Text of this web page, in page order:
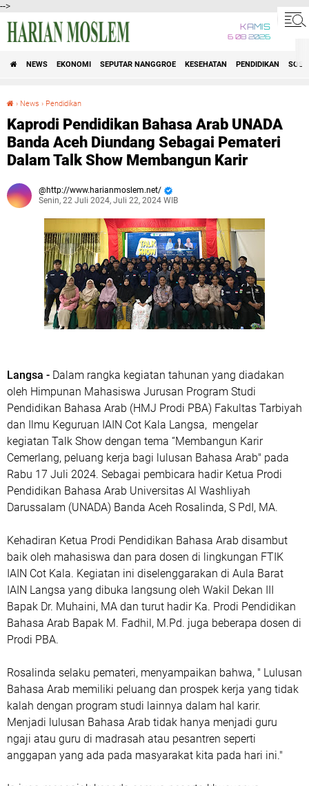
-->
KAMIS
6 08 2026
NEWS EKONOMI SEPUTAR NANGGROE KESEHATAN PENDIDIKAN
› News › Pendidikan
Kaprodi Pendidikan Bahasa Arab UNADA
Banda Aceh Diundang Sebagai Pemateri
Dalam Talk Show Membangun Karir
http://www.harianmoslem.net/
Senin, 22 Juli 2024, Juli 22, 2024 WIB
Langsa - Dalam rangka kegiatan tahunan yang diadakan
oleh Himpunan Mahasiswa Jurusan Program Studi
Pendidikan Bahasa Arab (HMJ Prodi PBA) Fakultas Tarbiyah
dan Ilmu Keguruan IAIN Cot Kala Langsa, mengelar
kegiatan Talk Show dengan tema “Membangun Karir
Cemerlang, peluang kerja bagi lulusan Bahasa Arab" pada
Rabu 17 Juli 2024. Sebagai pembicara hadir Ketua Prodi
Pendidikan Bahasa Arab Universitas Al Washliyah
Darussalam (UNADA) Banda Aceh Rosalinda, S PdI, MA.
Kehadiran Ketua Prodi Pendidikan Bahasa Arab disambut
baik oleh mahasiswa dan para dosen di lingkungan FTIK
IAIN Cot Kala. Kegiatan ini diselenggarakan di Aula Barat
IAIN Langsa yang dibuka langsung oleh Wakil Dekan III
Bapak Dr. Muhaini, MA dan turut hadir Ka. Prodi Pendidikan
Bahasa Arab Bapak M. Fadhil, M.Pd. juga beberapa dosen di
Prodi PBA.
Rosalinda selaku pemateri, menyampaikan bahwa, " Lulusan
Bahasa Arab memiliki peluang dan prospek kerja yang tidak
kalah dengan program studi lainnya dalam hal karir.
Menjadi lulusan Bahasa Arab tidak hanya menjadi guru
ngaji atau guru di madrasah atau pesantren seperti
anggapan yang ada pada masyarakat kita pada hari ini."